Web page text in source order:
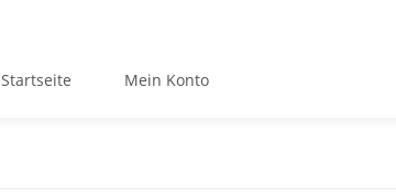
Startseite Mein Konto